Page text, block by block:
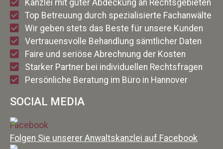
Kanzlei mit guter Abdeckung an Rechtsgebieten
Top Betreuung durch spezialisierte Fachanwälte
Wir geben stets das Beste für unsere Kunden
Vertrauensvolle Behandlung sämtlicher Daten
Faire und seriöse Abrechnung der Kosten
Starker Partner bei individuellen Rechtsfragen
Persönliche Beratung im Büro in Hannover
SOCIAL MEDIA
Folgen Sie unserer Anwaltskanzlei auf Facebook